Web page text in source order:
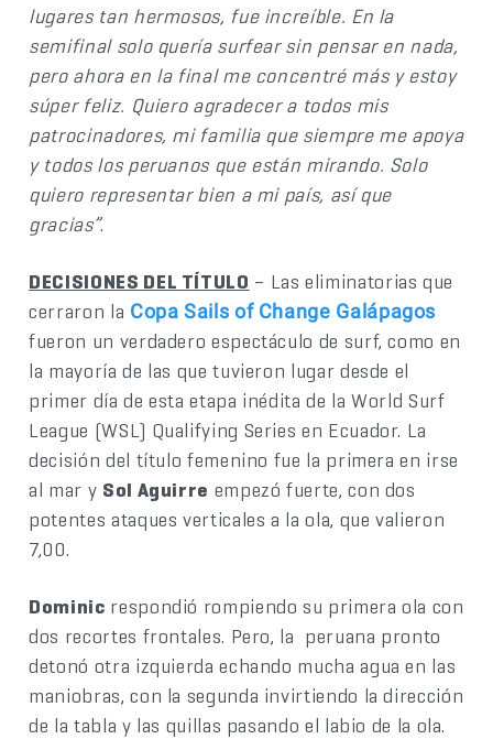
lugares tan hermosos, fue increíble. En la
semifinal solo quería surfear sin pensar en nada,
pero ahora en la final me concentré más y estoy
súper feliz. Quiero agradecer a todos mis
patrocinadores, mi familia que siempre me apoya
y todos los peruanos que están mirando. Solo
quiero representar bien a mi país, así que
gracias”.
DECISIONES DEL TÍTULO – Las eliminatorias que
cerraron la Copa Sails of Change Galápagos
fueron un verdadero espectáculo de surf, como en
la mayoría de las que tuvieron lugar desde el
primer día de esta etapa inédita de la World Surf
League (WSL) Qualifying Series en Ecuador. La
decisión del título femenino fue la primera en irse
al mar y Sol Aguirre empezó fuerte, con dos
potentes ataques verticales a la ola, que valieron
7,00.
Dominic respondió rompiendo su primera ola con
dos recortes frontales. Pero, la peruana pronto
detonó otra izquierda echando mucha agua en las
maniobras, con la segunda invirtiendo la dirección
de la tabla y las quillas pasando el labio de la ola.